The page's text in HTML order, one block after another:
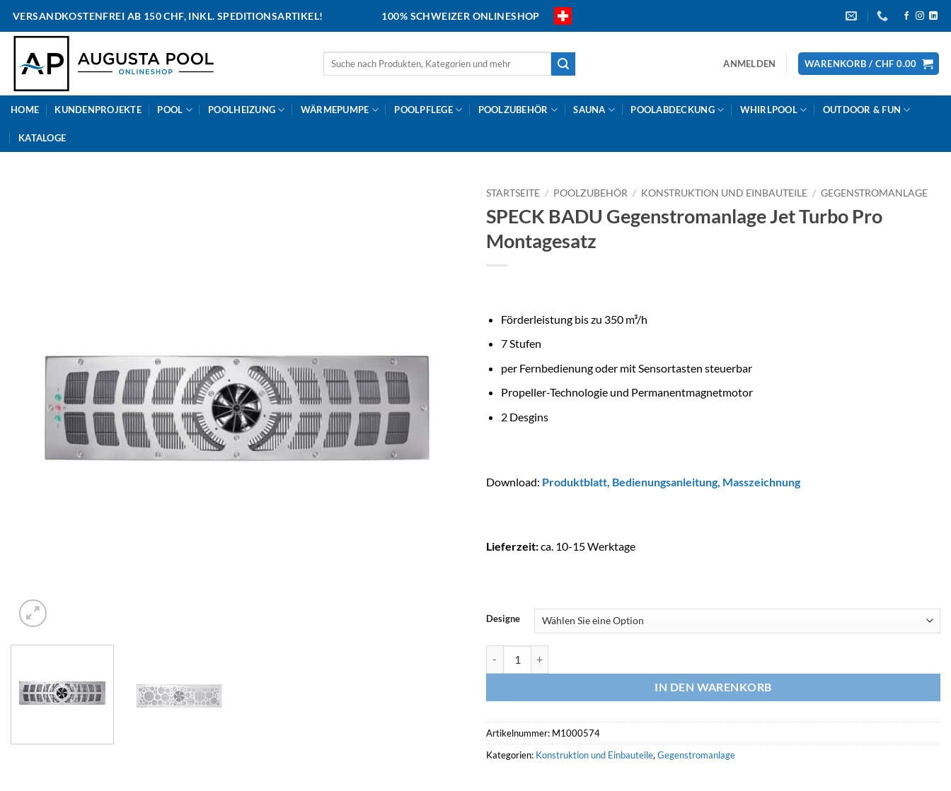
VERSANDKOSTENFREI AB 150 CHF, INKL. SPEDITIONSARTIKEL! 100% SCHWEIZER ONLINESHOP
Suche
ANMELDEN WARENKORB / CHF 0.00
HOME KUNDENPROJEKTE POOL POOLHEIZUNG WÄRMEPUMPE POOLPFLEGE POOLZUBEHÖR SAUNA POOLABDECKUNG WHIRLPOOL OUTDOOR & FUN
KATALOGE
STARTSEITE / POOLZUBEHÖR / KONSTRUKTION UND EINBAUTEILE / GEGENSTROMANLAGE
SPECK BADU Gegenstromanlage Jet Turbo Pro
Montagesatz
Förderleistung bis zu 350 m³/h
7 Stufen
per Fernbedienung oder mit Sensortasten steuerbar
Propeller-Technologie und Permanentmagnetmotor
2 Desgins
Download: Produktblatt Bedienungsanleitung Masszeichnung
Lieferzeit:ca. 10-15 Werktage
Designe
IN DEN WARENKORB
Artikelnummer: M1000574
Kategorien: Konstruktion und Einbauteile, Gegenstromanlage